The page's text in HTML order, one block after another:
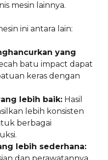
mesin lainnya.
ini antara lain:
yang
batu impact dapat
keras dengan
lebih baik: Hasil
lebih konsisten
berbagai
lebih sederhana: